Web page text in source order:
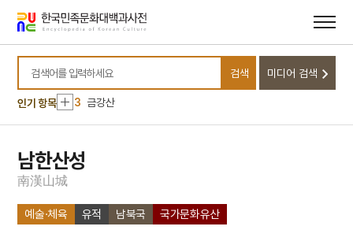
바로가기
바로가기
검색어를 입력하세요
검색 미디어 검색
인기 항목
10 3·1운동
1 금성대군
2 김문희
3
금강산
4 마니산
5 외삼촌
6
9 정감록
남한산성
南漢山城
예술·체육 유적 남북국 국가문화유산